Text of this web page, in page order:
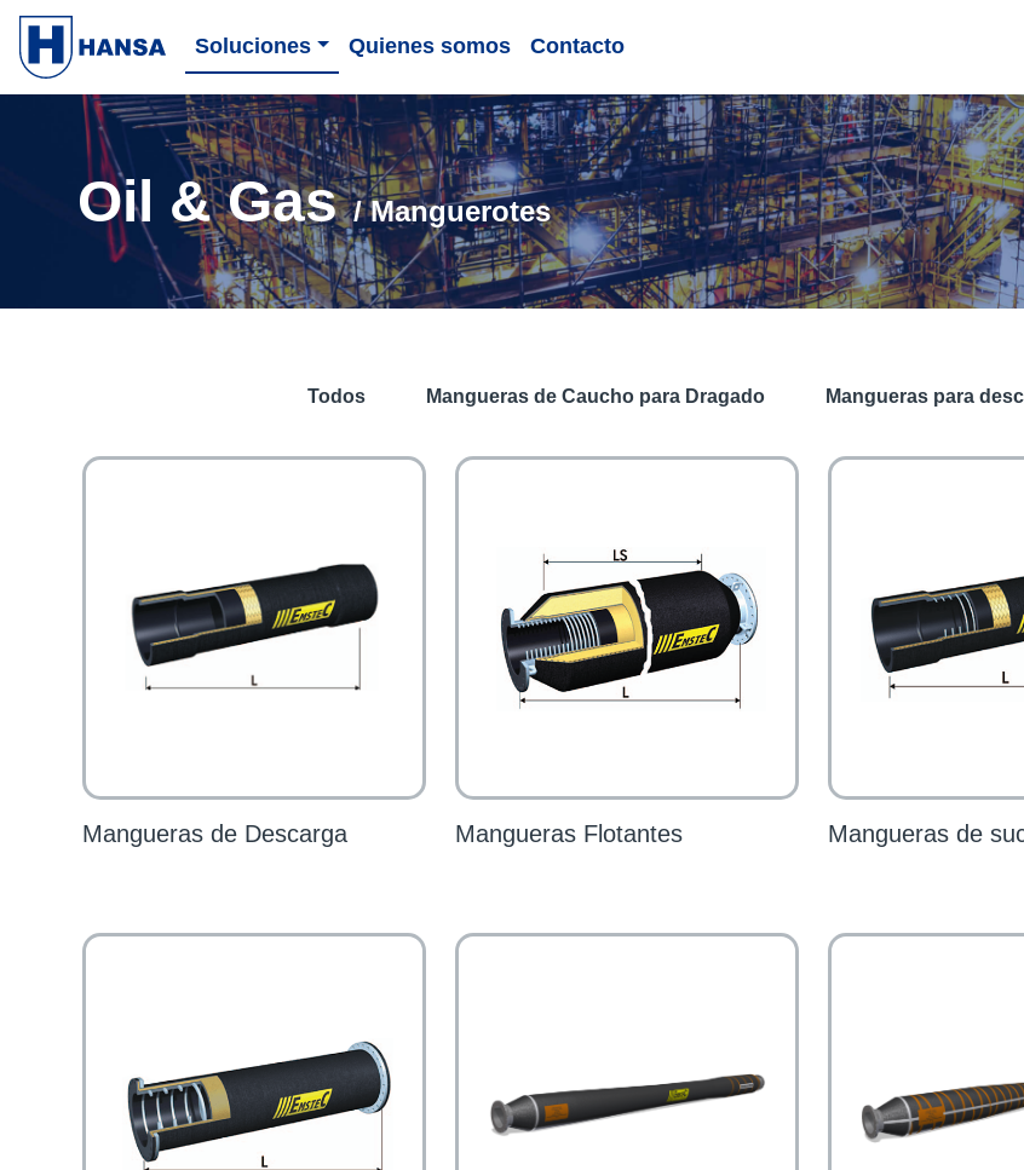
Soluciones Quienes somos Contacto
Oil & Gas/ Manguerotes
Todos Mangueras de Caucho para Dragado Mangueras para
Mangueras de Descarga Mangueras Flotantes Mangueras de